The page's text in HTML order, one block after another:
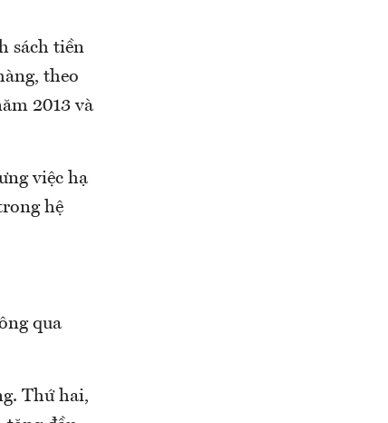
sách tiền
theo
2013 và
việc hạ
hệ
qua
Thứ hai,